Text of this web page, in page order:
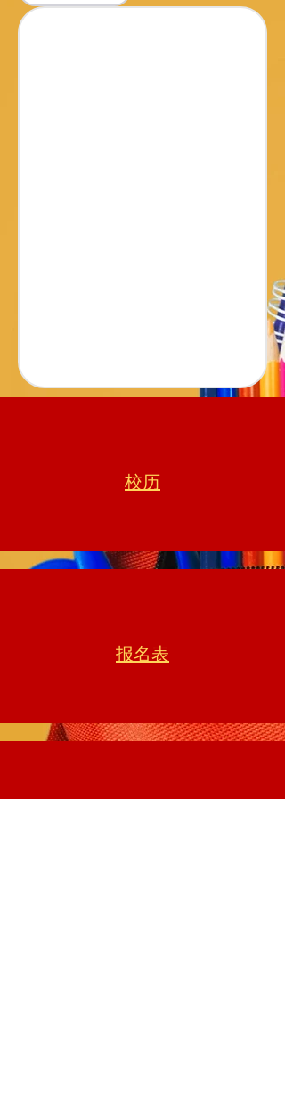
校历
报名表​